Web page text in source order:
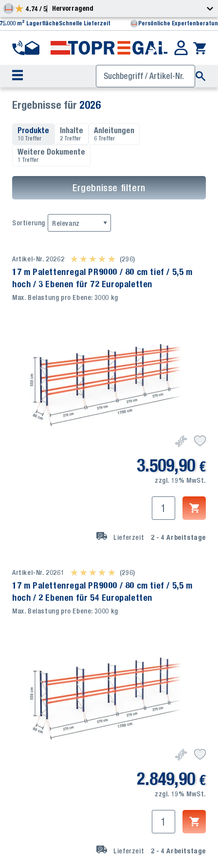
4.74 / 5 Hervorragend
m² LagerflächeSchnelle Lieferzeit Persönliche
Ergebnisse für 2026
Produkte
10 Treffer
Inhalte
2 Treffer
Anleitungen
6 Treffer
Weitere Dokumente
1 Treffer
Ergebnisse filtern
Sortierung Relevanz
Artikel-Nr. 20262 ★ ★ ★ ★ ★
★ ★ ★ ★ ★ (296)
17 m Palettenregal PR9000 / 80 cm tief / 5,5 m
hoch / 3 Ebenen für 72 Europaletten
Max. Belastung pro Ebene: 3000 kg
3.509,90 €
zzgl. 19% MwSt.
Lieferzeit 2 - 4 Arbeitstage
Artikel-Nr. 20261 ★ ★ ★ ★ ★
★ ★ ★ ★ ★ (296)
17 m Palettenregal PR9000 / 80 cm tief / 5,5 m
hoch / 2 Ebenen für 54 Europaletten
Max. Belastung pro Ebene: 3000 kg
2.849,90 €
zzgl. 19% MwSt.
Lieferzeit 2 - 4 Arbeitstage